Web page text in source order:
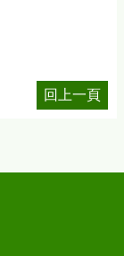
回上一頁